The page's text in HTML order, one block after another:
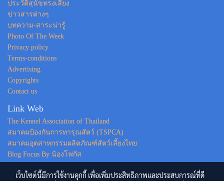
ประวัติสุนัขทรงเลี้ยง
ข่าวสารต่างๆ
บทความ-สาระน่ารู้
Photo Of The Week
Privacy policy
Terms-conditions
Advertising
Copyrights
Contact us
Link Web
The Kennel Association of Thailand
สมาคมป้องกันการทารุณสัตว์ (TSPCA)
สมาคมอุตสาหกรรมผลิตภัณฑ์สัตว์เลี้ยงไทย
Blog Focus By น้องโฟกัส
เว็บไซต์นี้มีการใช้งานคุกกี้ เพื่อเพิ่มประสิทธิภาพและประสบการณ์ที่ดี